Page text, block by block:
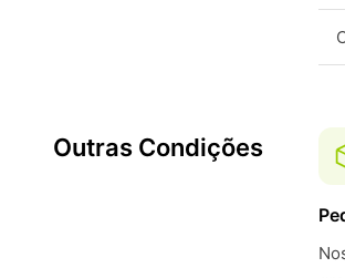
Outras Condições